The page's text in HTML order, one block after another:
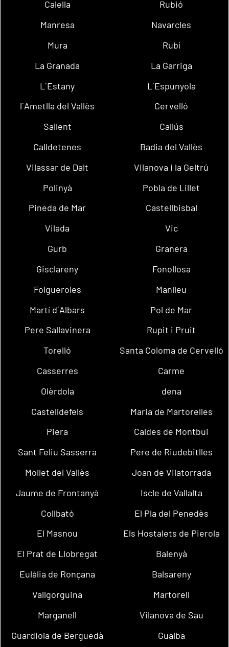
Calella
Rubió
Manresa
Navarcles
Mura
Rubí
La Granada
La Garriga
L´Estany
L´Espunyola
l´Ametlla del Vallès
Cervelló
Sallent
Callús
Calldetenes
Badia del Vallès
Vilassar de Dalt
Vilanova i la Geltrú
Polinyà
Pobla de Lillet
Pineda de Mar
Castellbisbal
Vilada
Vic
Gurb
Granera
Gisclareny
Fonollosa
Folgueroles
Manlleu
Martí d´Albars
Pol de Mar
Pere Sallavinera
Rupit i Pruit
Torelló
Santa Coloma de Cervelló
Casserres
Carme
Olèrdola
dena
Castelldefels
Maria de Martorelles
Piera
Caldes de Montbui
Sant Feliu Sasserra
Pere de Riudebitlles
Mollet del Vallès
Joan de Vilatorrada
Jaume de Frontanyà
Iscle de Vallalta
Collbató
El Pla del Penedès
El Masnou
Els Hostalets de Pierola
El Prat de Llobregat
Balenyà
Eulàlia de Ronçana
Balsareny
Vallgorguina
Martorell
Marganell
Vilanova de Sau
Guardiola de Berguedà
Gualba